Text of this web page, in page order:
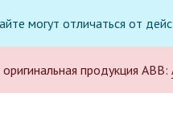
могут отличаться от
продукция ABB: